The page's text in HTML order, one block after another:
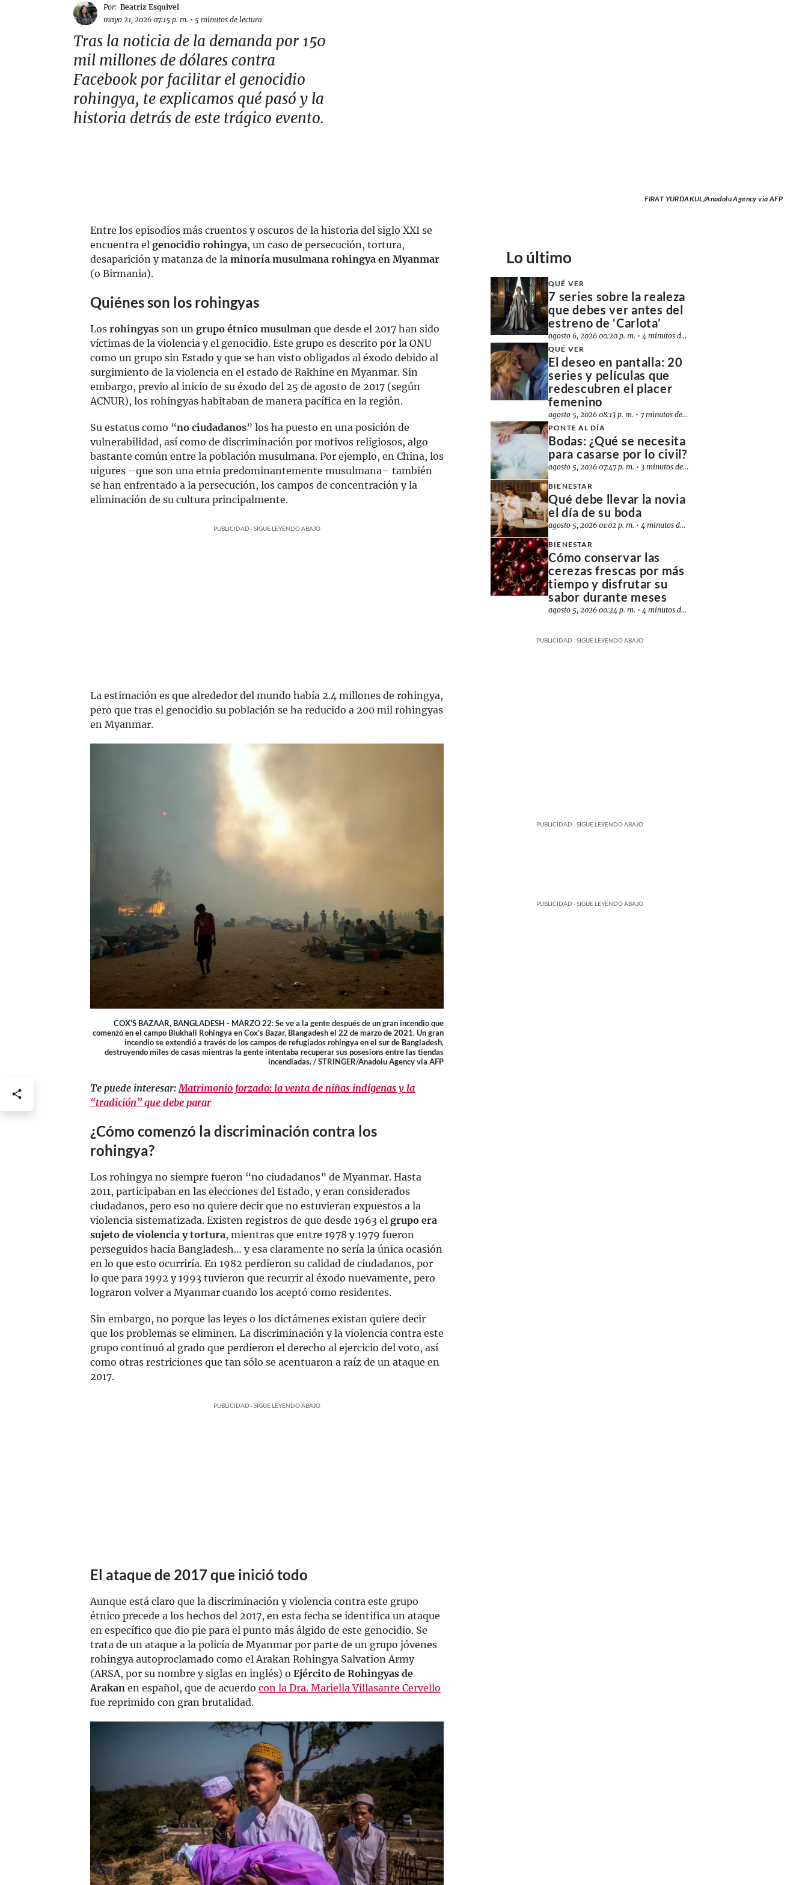
Por: Beatriz Esquivel
mayo 21, 2026 07:15 p. m. • 5 minutos de lectura
Tras la noticia de la demanda por 150
mil millones de dólares contra
Facebook por facilitar el genocidio
rohingya, te explicamos qué pasó y la
historia detrás de este trágico evento.
FIRAT YURDAKUL/Anadolu Agency via AFP
Entre los episodios más cruentos y oscuros de la historia del siglo XXI se
encuentra el genocidio rohingya, un caso de persecución, tortura,
desaparición y matanza de la minoría musulmana rohingya en Myanmar
(o Birmania).
Quiénes son los rohingyas
Los rohingyas son un grupo étnico musulman que desde el 2017 han sido
víctimas de la violencia y el genocidio. Este grupo es descrito por la ONU
como un grupo sin Estado y que se han visto obligados al éxodo debido al
surgimiento de la violencia en el estado de Rakhine en Myanmar. Sin
embargo, previo al inicio de su éxodo del 25 de agosto de 2017 (según
ACNUR), los rohingyas habitaban de manera pacífica en la región.
Su estatus como “no ciudadanos” los ha puesto en una posición de
vulnerabilidad, así como de discriminación por motivos religiosos, algo
bastante común entre la población musulmana. Por ejemplo, en China, los
uigures –que son una etnia predominantemente musulmana– también
se han enfrentado a la persecución, los campos de concentración y la
eliminación de su cultura principalmente.
PUBLICIDAD - SIGUE LEYENDO ABAJO
La estimación es que alrededor del mundo había 2.4 millones de rohingya,
pero que tras el genocidio su población se ha reducido a 200 mil rohingyas
en Myanmar.
COX'S BAZAAR, BANGLADESH - MARZO 22: Se ve a la gente después de un gran incendio que
comenzó en el campo Blukhali Rohingya en Cox's Bazar, Blangadesh el 22 de marzo de 2021. Un gran
incendio se extendió a través de los campos de refugiados rohingya en el sur de Bangladesh,
destruyendo miles de casas mientras la gente intentaba recuperar sus posesions entre las tiendas
incendiadas. / STRINGER/Anadolu Agency via AFP
Te puede interesar:Matrimonio forzado: la venta de niñas indígenas y la
“tradición” que debe parar
¿Cómo comenzó la discriminación contra los
rohingya?
Los rohingya no siempre fueron “no ciudadanos” de Myanmar. Hasta
2011, participaban en las elecciones del Estado, y eran considerados
ciudadanos, pero eso no quiere decir que no estuvieran expuestos a la
violencia sistematizada. Existen registros de que desde 1963 el grupo era
sujeto de violencia y tortura, mientras que entre 1978 y 1979 fueron
perseguidos hacia Bangladesh… y esa claramente no sería la única ocasión
en lo que esto ocurriría. En 1982 perdieron su calidad de ciudadanos, por
lo que para 1992 y 1993 tuvieron que recurrir al éxodo nuevamente, pero
lograron volver a Myanmar cuando los aceptó como residentes.
Sin embargo, no porque las leyes o los dictámenes existan quiere decir
que los problemas se eliminen. La discriminación y la violencia contra este
grupo continuó al grado que perdieron el derecho al ejercicio del voto, así
como otras restriciones que tan sólo se acentuaron a raíz de un ataque en
2017.
PUBLICIDAD - SIGUE LEYENDO ABAJO
El ataque de 2017 que inició todo
Aunque está claro que la discriminación y violencia contra este grupo
étnico precede a los hechos del 2017, en esta fecha se identifica un ataque
en específico que dio pie para el punto más álgido de este genocidio. Se
trata de un ataque a la policía de Myanmar por parte de un grupo jóvenes
rohingya autoproclamado como el Arakan Rohingya Salvation Army
(ARSA, por su nombre y siglas en inglés) o Ejército de Rohingyas de
Arakan en español, que de acuerdo con la Dra. Mariella Villasante Cervello
fue reprimido con gran brutalidad.
Lo último
QUÉ VER
7 series sobre la realeza
que debes ver antes del
estreno de ‘Carlota’
agosto 6, 2026 00:20 p. m. •4 minutos de lectura
QUÉ VER
El deseo en pantalla: 20
series y películas que
redescubren el placer
femenino
agosto 5, 2026 08:13 p. m. •7 minutos de lectura
PONTE AL DÍA
Bodas: ¿Qué se necesita
para casarse por lo civil?
agosto 5, 2026 07:47 p. m. • 3 minutos de lectura
BIENESTAR
Qué debe llevar la novia
el día de su boda
agosto 5, 2026 01:02 p. m. •4 minutos de lectura
BIENESTAR
Cómo conservar las
cerezas frescas por más
tiempo y disfrutar su
sabor durante meses
agosto 5, 2026 00:24 p. m. •4 minutos de lectura
PUBLICIDAD - SIGUE LEYENDO ABAJO
PUBLICIDAD - SIGUE LEYENDO ABAJO
PUBLICIDAD - SIGUE LEYENDO ABAJO